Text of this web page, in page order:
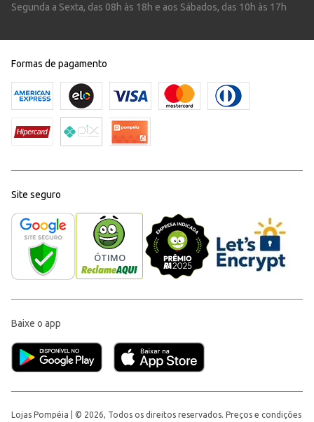
Segunda a Sexta, das 08h às 18h e aos Sábados, das 10h às 17h
Formas de pagamento
Site seguro
Baixe o app
Lojas Pompéia | © 2026, Todos os direitos reservados. Preços e condições